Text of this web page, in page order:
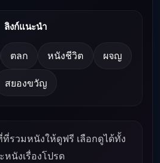
ลิงก์แนะนำ
ตลก หนังชีวิต ผจญ
สยองขวัญ
รวมหนังให้ดูฟรี เลือกดูได้ทั้ง
นังเรื่องโปรด